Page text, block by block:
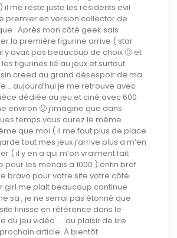
il me reste juste les résidents evil
premier en version collector de
. Après mon côté geek sais
la première figurine arrive ( star
y avait pas beaucoup de choix 🙂 et
figurines lié au jeux et surtout
creed au grand désespoir de ma
aujourd’hui je me retrouve avec
dédiée au jeu et ciné avec 600
environ 🙂 j’imagine que dans
temps vous aurez le même
que moi ( il me faut plus de place
tout mes jeux j’arrive plus a m’en
( il y en a qui m’on vraiment fait
pour les menais a 1000 ).enfin bref
bravo pour votre site votre côté
girl me plait beaucoup continue
sa , je ne serrai pas étonné que
finisse en référence dans le
du jeu vidéo …. au plaisir de lire
article. À bientôt.